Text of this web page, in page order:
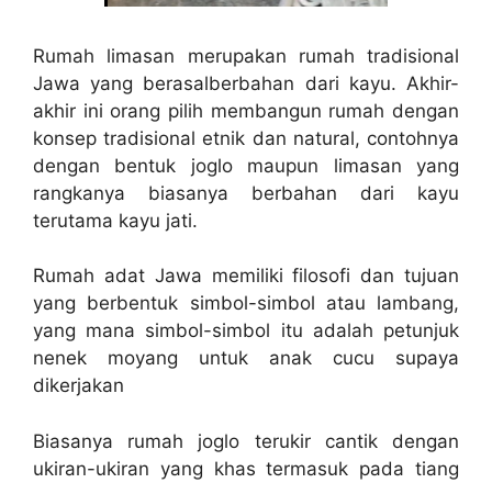
Rumah limasan merupakan rumah tradisional
Jawa yang berasalberbahan dari kayu. Akhir-
akhir ini orang pilih membangun rumah dengan
konsep tradisional etnik dan natural, contohnya
dengan bentuk joglo maupun limasan yang
rangkanya biasanya berbahan dari kayu
terutama kayu jati.
Rumah adat Jawa memiliki filosofi dan tujuan
yang berbentuk simbol-simbol atau lambang,
yang mana simbol-simbol itu adalah petunjuk
nenek moyang untuk anak cucu supaya
dikerjakan
Biasanya rumah joglo terukir cantik dengan
ukiran-ukiran yang khas termasuk pada tiang